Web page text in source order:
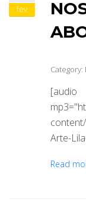
fev
Category:
[audio
Arte-
Read